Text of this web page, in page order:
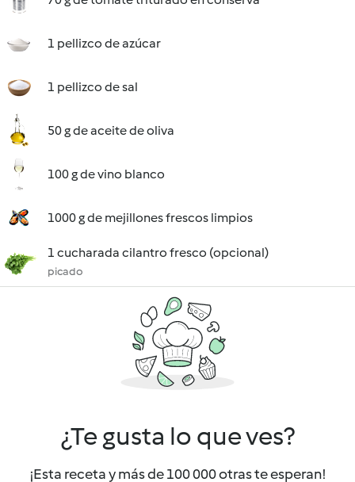
1 pellizco de azúcar
1 pellizco de sal
50 g de aceite de oliva
100 g de vino blanco
1000 g de mejillones frescos limpios
1 cucharada cilantro fresco (opcional)
picado
¿Te gusta lo que ves?
¡Esta receta y más de 100 000 otras te esperan!